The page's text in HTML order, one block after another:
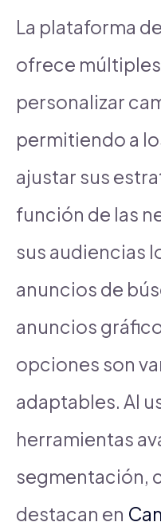
La plataforma
ofrece
personalizar
permitiendo a
ajustar sus
función de las
sus audiencias
anuncios de
anuncios
opciones son
adaptables. Al
herramientas
segmentación,
destacan en